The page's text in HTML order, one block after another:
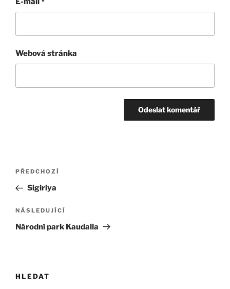
Webová stránka
Navigace
příspěvek
Předchozí
příspěvek
PŘEDCHOZÍ
Sigiriya
Následující
příspěvek
NÁSLEDUJÍCÍ
Národní park Kaudalla
HLEDAT